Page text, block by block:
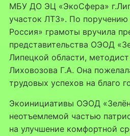
МБУ ДО ЭЦ «ЭкоСфера»
участок ЛТЗ». По
Россия» грамоты вручила
представительства ОЭОД
Липецкой области,
Лиховозова Г.А. Она
трудовых успехов на благо
Экоинициативы ОЭОД
неотъемлемой частью
на улучшение комфортной